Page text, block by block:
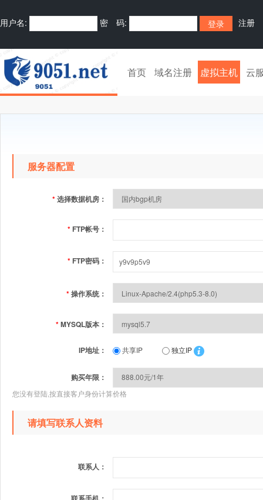
用户名: 密 码: 注册
首页 域名注册 虚拟主机 云
服务器配置
*选择数据机房：
* FTP帐号：
* FTP密码：
*操作系统：
*MYSQL版本：
IP地址： 共享IP 独立IP
购买年限：
您没有登陆,按直接客户身份计算价格
请填写联系人资料
联系人：